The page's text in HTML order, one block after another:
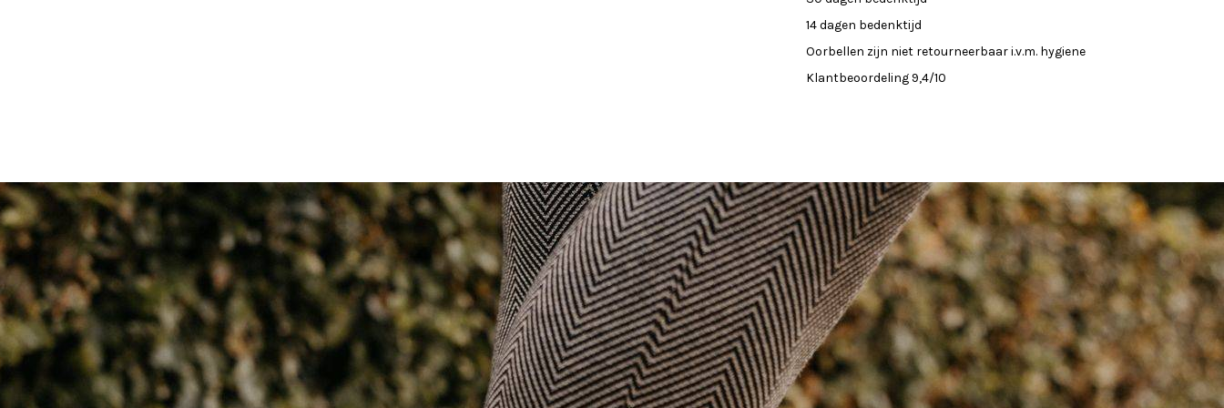
14 dagen bedenktijd
Oorbellen zijn niet retourneerbaar i.v.m. hygiene
Klantbeoordeling 9,4/10